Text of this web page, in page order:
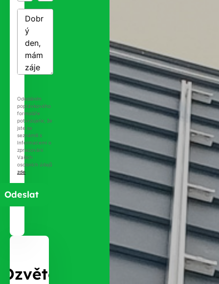
Ozvěte
Odesláním
poptávkového
formuláře
potvrzujete, že
jste se
seznámili s
Informacemi o
zpracování
Vašich
osobních údajů
zde